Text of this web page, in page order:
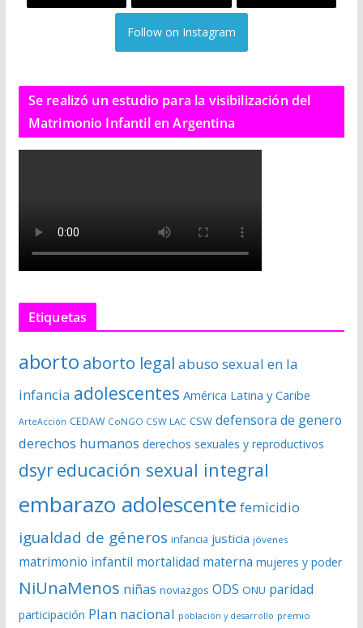
Follow on Instagram
Se realizó un estudio para la visibilización del
Matrimonio Infantil en Argentina
Etiquetas
aborto aborto legal abuso sexual en la
infancia adolescentes América Latina y Caribe
ArteAcción CEDAW CoNGO CSW LAC CSW defensora de genero
derechos humanos derechos sexuales y reproductivos
dsyreducación sexual integral
embarazo adolescente femicidio
igualdad de géneros infancia justicia jóvenes
matrimonio infantil mortalidad materna mujeres y poder
NiUnaMenos niñas noviazgos ODS ONU paridad
participación Plan nacional población y desarrollo premio